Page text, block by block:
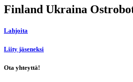
Finland Ukraina
Lahjoita
Liity jäseneksi
Ota yhteyttä!